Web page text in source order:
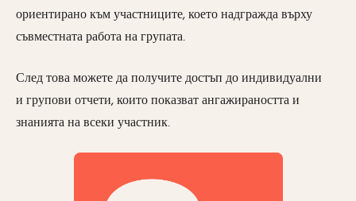
ориентирано към участниците, което надгражда върху
съвместната работа на групата.
След това можете да получите достъп до индивидуални
и групови отчети, които показват ангажираността и
знанията на всеки участник.